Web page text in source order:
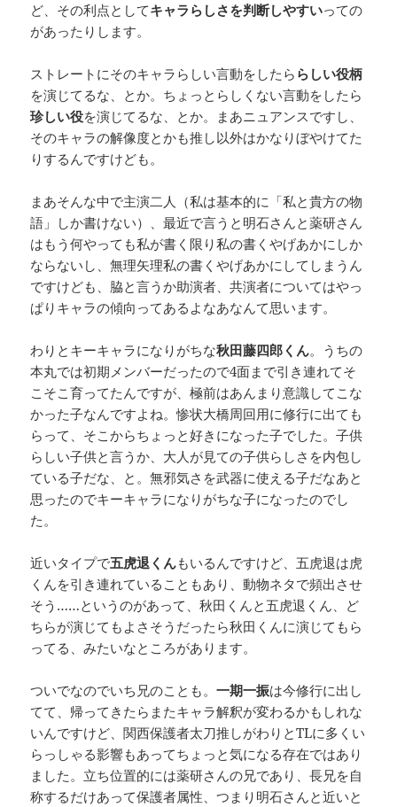
ど、その利点としてキャラらしさを判断しやすいっての
があったりします。
ストレートにそのキャラらしい言動をしたら らしい役柄
を演じてるな、とか。ちょっとらしくない言動をしたら
珍しい役を演じてるな、とか。まあニュアンスですし、
そのキャラの解像度とかも推し以外はかなりぼやけてた
りするんですけども。
まあそんな中で主演二人（私は基本的に「私と貴方の物
語」しか書けない）、最近で言うと明石さんと薬研さん
はもう何やっても私が書く限り私の書くやげあかにしか
ならないし、無理矢理私の書くやげあかにしてしまうん
ですけども、脇と言うか助演者、共演者についてはやっ
ぱりキャラの傾向ってあるよなあなんて思います。
わりとキーキャラになりがちな秋田藤四郎くん。うちの
本丸では初期メンバーだったので4面まで引き連れてそ
こそこ育ってたんですが、極前はあんまり意識してこな
かった子なんですよね。惨状大橋周回用に修行に出ても
らって、そこからちょっと好きになった子でした。子供
らしい子供と言うか、大人が見ての子供らしさを内包し
ている子だな、と。無邪気さを武器に使える子だなあと
思ったのでキーキャラになりがちな子になったのでし
た。
近いタイプで五虎退くんもいるんですけど、五虎退は虎
くんを引き連れていることもあり、動物ネタで頻出させ
そう……というのがあって、秋田くんと五虎退くん、ど
ちらが演じてもよさそうだったら秋田くんに演じてもら
ってる、みたいなところがあります。
ついでなのでいち兄のことも。一期一振は今修行に出し
てて、帰ってきたらまたキャラ解釈が変わるかもしれな
いんですけど、関西保護者太刀推しがわりとTLに多くい
らっしゃる影響もあってちょっと気になる存在ではあり
ました。立ち位置的には薬研さんの兄であり、長兄を自
称するだけあって保護者属性、つまり明石さんと近いと